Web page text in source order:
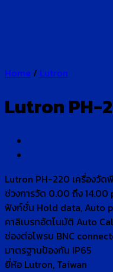
Home / Lutron
Lutron PH-
Lutron PH-220 เครื่องวัด
ช่วงการวัด 0.00 ถึง 14.00
ฟังก์ชั่น Hold data, Auto
คาลิเบรทอัตโนมัติ Auto
ช่องต่อโพรบ BNC
มาตรฐานป้องกัน IP65
ยี่ห้อ Lutron, Taiwan